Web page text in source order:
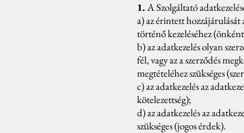
1.A Szolgáltató
a) az érintett
történő kezeléséhez
b) az adatkezelés olyan
fél, vagy az a szerződés
megtételéhez szükséges
c) az adatkezelés az
kötelezettség);
d) az adatkezelés az
szükséges (jogos érdek).